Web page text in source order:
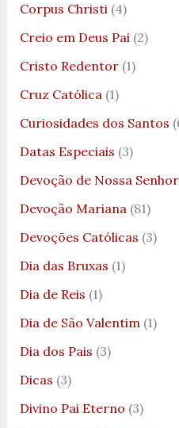
Corpus Christi(4)
Creio em Deus Pai(2)
Cristo Redentor(1)
Cruz Católica(1)
Curiosidades dos Santos
Datas Especiais (3)
Devoção de Nossa
Devoção Mariana(81)
Devoções Católicas (3)
Dia das Bruxas (1)
Dia de Reis (1)
Dia de São Valentim(1)
Dia dos Pais (3)
Dicas (3)
Divino Pai Eterno (3)